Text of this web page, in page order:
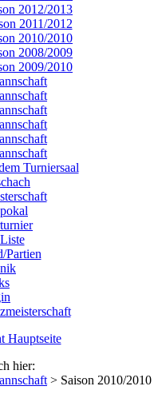
2012/2013
2011/2012
2010/2010
2008/2009
2009/2010
Turniersaal
Partien
Hauptseite
hier:
> Saison 2010/2010